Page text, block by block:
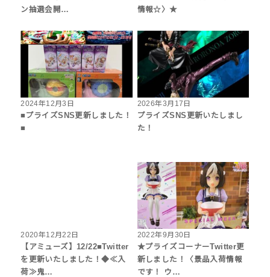
ン抽選会開…
情報☆〉★
2024年12月3日
■プライズSNS更新しました！
■
2026年3月17日
プライズSNS更新いたしまし
た！
2020年12月22日
【アミューズ】12/22■Twitter
を更新いたしました！◆≪入
荷≫鬼…
2022年9月30日
★プライズコーナーTwitter更
新しました！〈景品入荷情報
です！ ウ…